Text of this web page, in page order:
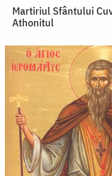
Martiriul Sfântului
Athonitul